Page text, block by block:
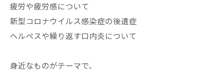
疲労や疲労感について
新型コロナウイルス感染症の後遺症
ヘルペスや繰り返す口内炎について
身近なものがテーマで、